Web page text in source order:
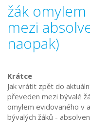
žák
mezi
naopak)
Krátce
Jak vrátit zpět do
převeden mezi bývalé
omylem evidovaného v
bývalých žáků -